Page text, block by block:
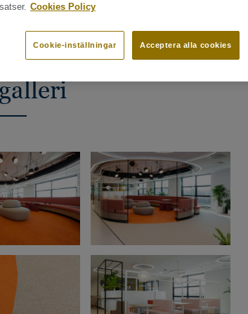
Cookies Policy
Acceptera alla cookies
Cookie-inställningar